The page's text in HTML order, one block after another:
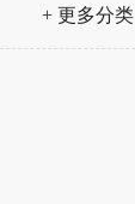
+ 更多分类